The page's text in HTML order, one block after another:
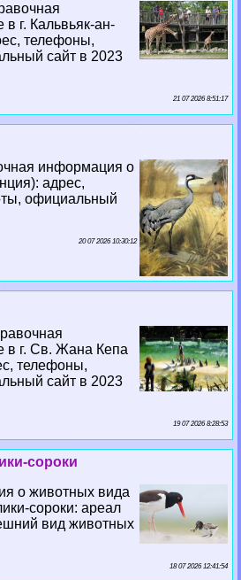
г. Кальвьяк-ан-
телефоны,
сайт в 2023
21 07 2026 8:51:17
информация о
адрес,
официальный
20 07 2026 10:30:12
в г. Св. Жана Кепа
телефоны,
сайт в 2023
19 07 2026 8:28:53
сороки
о животных вида
сороки: ареал
вид животных
18 07 2026 12:41:54